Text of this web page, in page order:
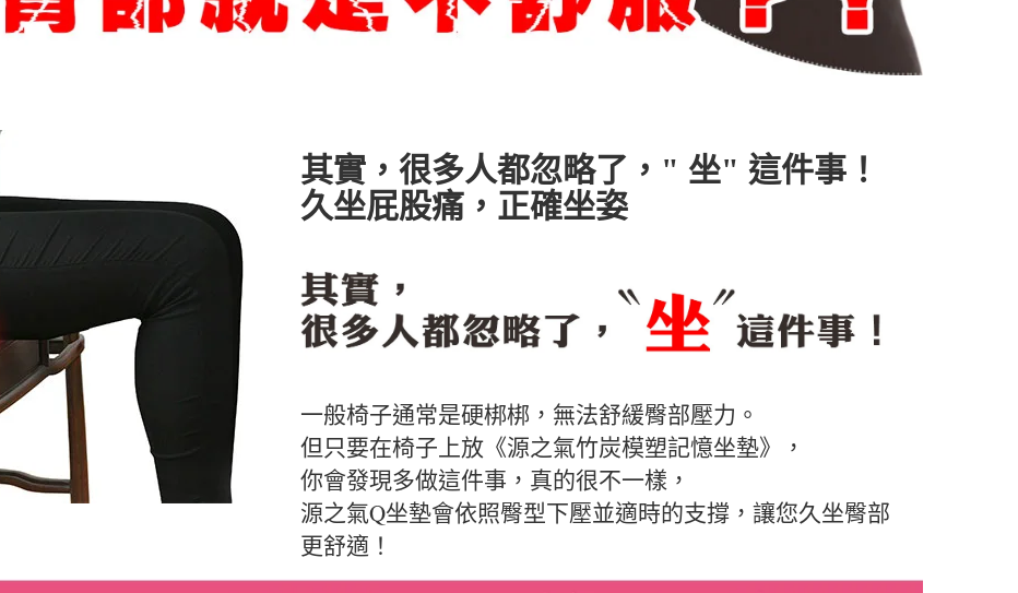
其實，很多人都忽略了，" 坐" 這件事！
久坐屁股痛，正確坐姿
一般椅子通常是硬梆梆，無法舒緩臀部壓力。
但只要在椅子上放《源之氣竹炭模塑記憶坐墊》，
你會發現多做這件事，真的很不一樣，
源之氣Q坐墊會依照臀型下壓並適時的支撐，讓您久坐臀部
更舒適！